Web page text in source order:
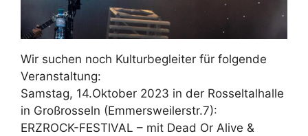
Wir suchen noch Kulturbegleiter für folgende
Veranstaltung:
Samstag, 14.Oktober 2023 in der Rosseltalhalle
in Großrosseln (Emmersweilerstr.7):
ERZROCK-FESTlVAL – mit Dead Or Alive &